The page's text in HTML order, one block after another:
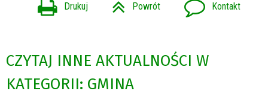
Drukuj Powrót Kontakt
CZYTAJ INNE AKTUALNOŚCI W
KATEGORII: GMINA